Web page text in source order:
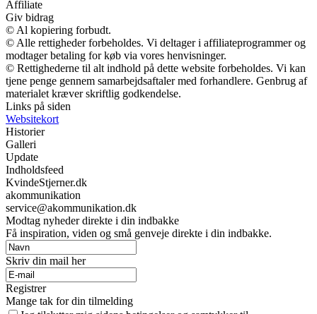
Affiliate
Giv bidrag
© Al kopiering forbudt.
© Alle rettigheder forbeholdes. Vi deltager i affiliateprogrammer og
modtager betaling for køb via vores henvisninger.
© Rettighederne til alt indhold på dette website forbeholdes. Vi kan
tjene penge gennem samarbejdsaftaler med forhandlere. Genbrug af
materialet kræver skriftlig godkendelse.
Links på siden
Websitekort
Historier
Galleri
Update
Indholdsfeed
KvindeStjerner.dk
akommunikation
service@akommunikation.dk
Modtag nyheder direkte i din indbakke
Få inspiration, viden og små genveje direkte i din indbakke.
Skriv din mail her
Registrer
Mange tak for din tilmelding